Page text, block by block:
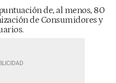
de, al menos, 80
de Consumidores y